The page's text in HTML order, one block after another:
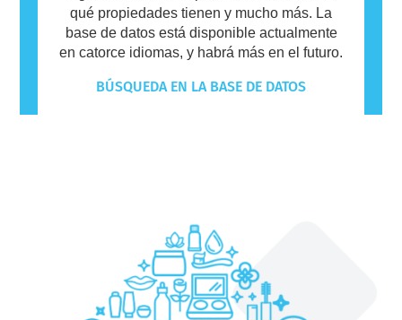
qué propiedades tienen y mucho más. La
base de datos está disponible actualmente
en catorce idiomas, y habrá más en el futuro.
BÚSQUEDA EN LA BASE DE DATOS